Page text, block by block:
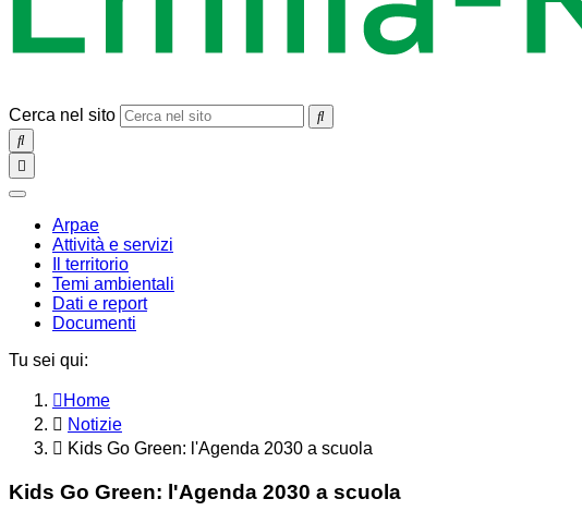
Cerca nel sito
SEARCH
Toggle
navigation
chiudi
Arpae
Attività e servizi
Il territorio
Temi ambientali
Dati e report
Documenti
Tu sei qui:
Home
Notizie
Kids Go Green: l'Agenda 2030 a scuola
Kids Go Green: l'Agenda 2030 a scuola